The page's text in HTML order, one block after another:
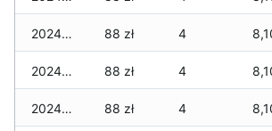
2024-12-08 88 zł 4
2024-12-07 88 zł 4
2024-12-06 88 zł 4